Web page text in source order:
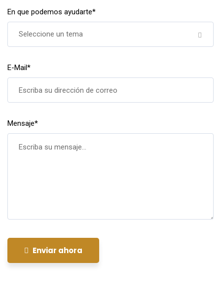
En que podemos ayudarte*
Seleccione un tema
E-Mail*
Mensaje*
Enviar ahora